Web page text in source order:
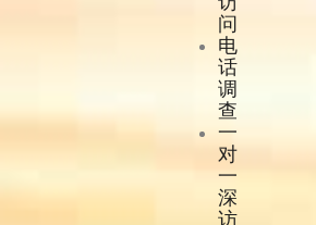
问
电
话
调
查
一
对
一
深
访